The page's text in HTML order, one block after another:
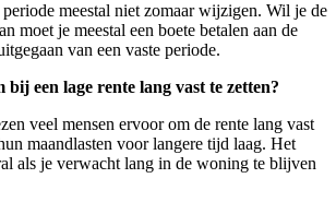
periode meestal niet zomaar wijzigen. Wil je de
moet je meestal een boete betalen aan de
van een vaste periode.
bij een lage rente lang vast te zetten?
veel mensen ervoor om de rente lang vast
maandlasten voor langere tijd laag. Het
als je verwacht lang in de woning te blijven